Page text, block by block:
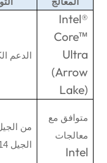
المعالج
Intel®
Core™
Ultra
(Arrow
Lake)
الدعم
متوافق مع
معالجات
Intel
الجيل 14التوافق